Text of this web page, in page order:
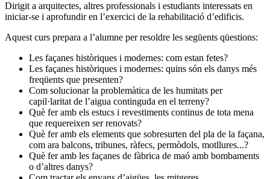
Dirigit a arquitectes, altres professionals i estudiants interessats en
iniciar-se i aprofundir en l’exercici de la rehabilitació d’edificis.
Aquest curs prepara a l’alumne per resoldre les següents qüestions:
Les façanes històriques i modernes: com estan fetes?
Les façanes històriques i modernes: quins són els danys més
freqüents que presenten?
Com solucionar la problemàtica de les humitats per
capil·laritat de l’aigua continguda en el terreny?
Què fer amb els estucs i revestiments continus de tota mena
que requereixen ser renovats?
Què fer amb els elements que sobresurten del pla de la façana,
com ara balcons, tribunes, ràfecs, permòdols, motllures...?
Què fer amb les façanes de fàbrica de maó amb bombaments
o d’altres danys?